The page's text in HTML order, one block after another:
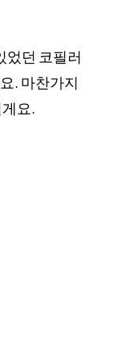
었던 코필러
. 마찬가지
요.